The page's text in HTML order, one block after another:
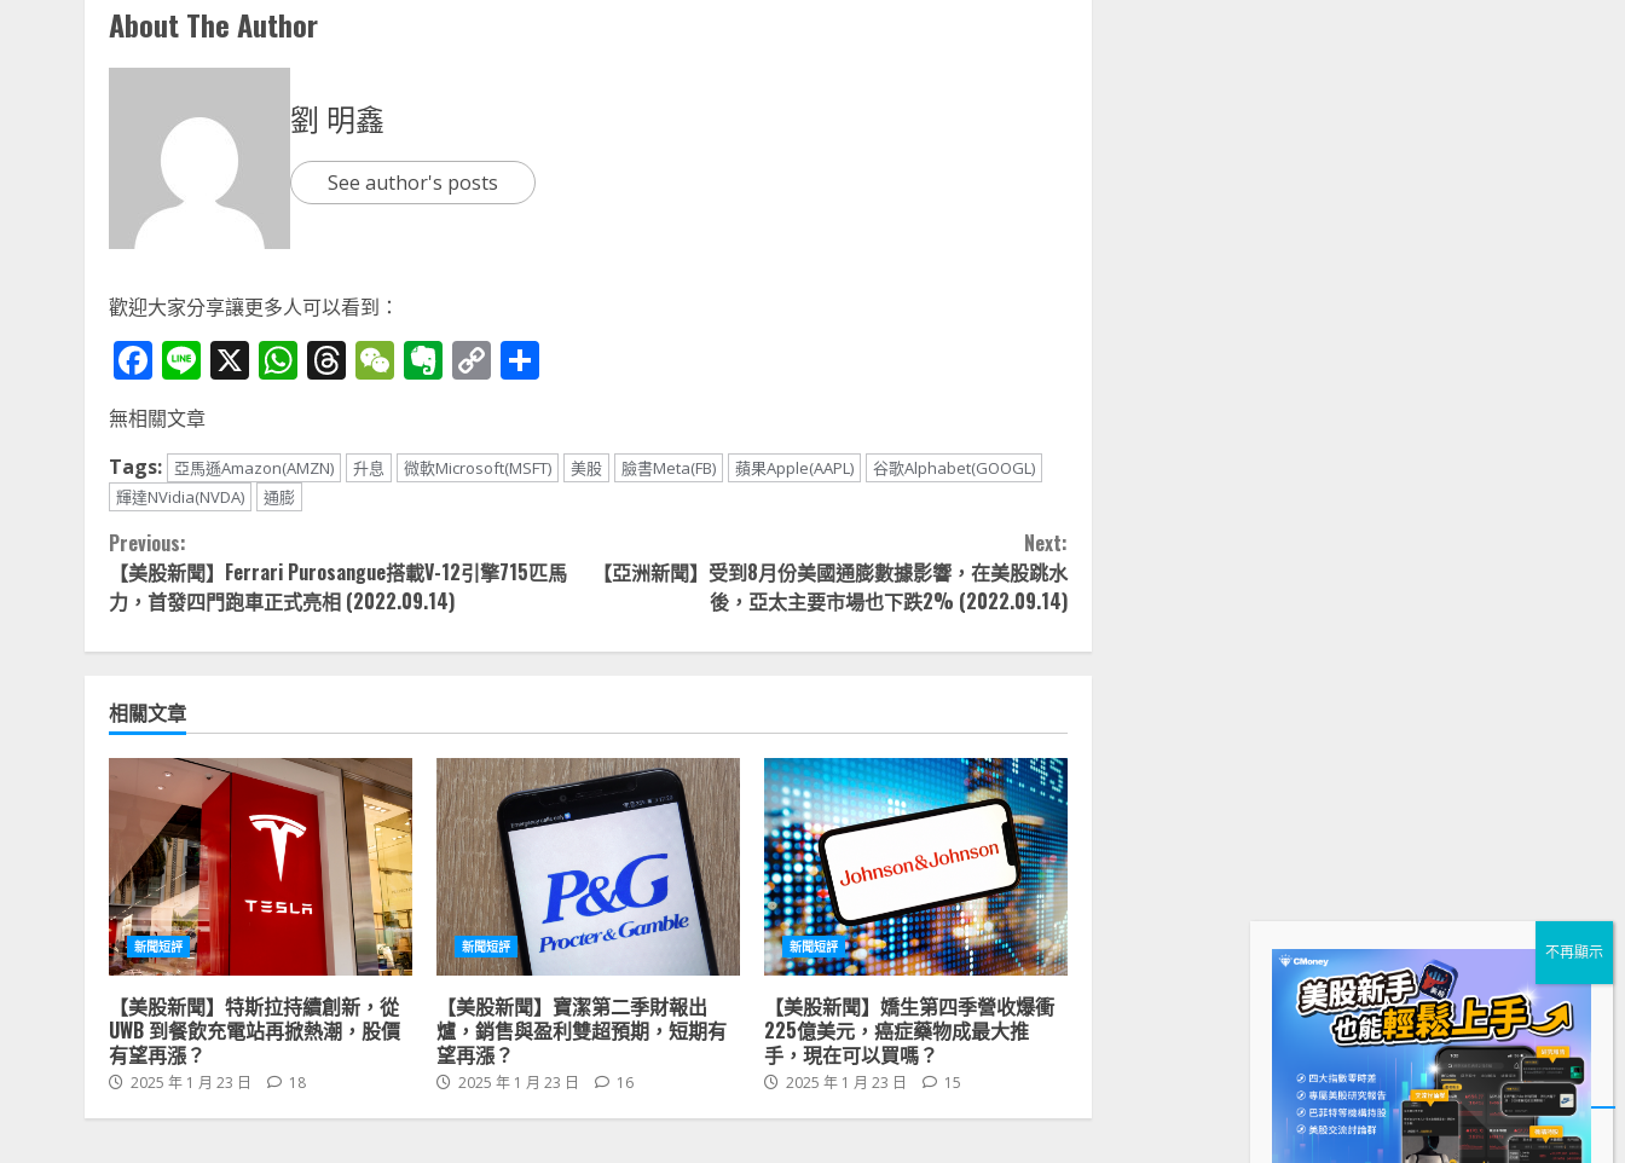
About The Author
劉 明鑫
See author's posts
歡迎大家分享讓更多人可以看到：
Facebook
Line
X WhatsApp
Threads
WeChat
Evernote
Copy
無相關文章
Tags:
亞馬遜Amazon(AMZN) 升息 微軟Microsoft(MSFT) 美股 臉書Meta(FB) 蘋果Apple(AAPL)
谷歌Alphabet(GOOGL)
輝達NVidia(NVDA)
通膨
Continue
Reading
Previous:
【美股新聞】Ferrari Purosangue搭載V-12引擎715匹馬
力，首發四門跑車正式亮相 (2022.09.14)
Next:
【亞洲新聞】受到8月份美國通膨數據影響，在美股跳水
後，亞太主要市場也下跌2% (2022.09.14)
相關文章
新聞短評
【美股新聞】特斯拉持續創新，從
UWB 到餐飲充電站再掀熱潮，股價
有望再漲？
2025 年 1 月 23 日 18
新聞短評
【美股新聞】寶潔第二季財報出
爐，銷售與盈利雙超預期，短期有
望再漲？
2025 年 1 月 23 日 16
新聞短評
【美股新聞】嬌生第四季營收爆衝
225億美元，癌症藥物成最大推
手，現在可以買嗎？
2025 年 1 月 23 日 15